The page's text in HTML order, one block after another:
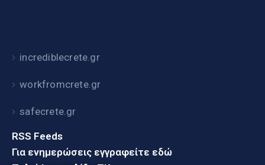
incrediblecrete.gr
workfromcrete.gr
safecrete.gr
RSS Feeds
Για ενημερώσεις εγγραφείτε εδώ